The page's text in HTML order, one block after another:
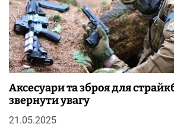
Аксесуари та зброя для
звернути увагу
21.05.2025